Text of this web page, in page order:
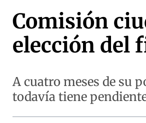
Comisión
elección del
A cuatro meses de su
todavía tiene